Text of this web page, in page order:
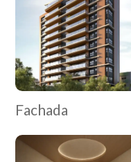
Fachada